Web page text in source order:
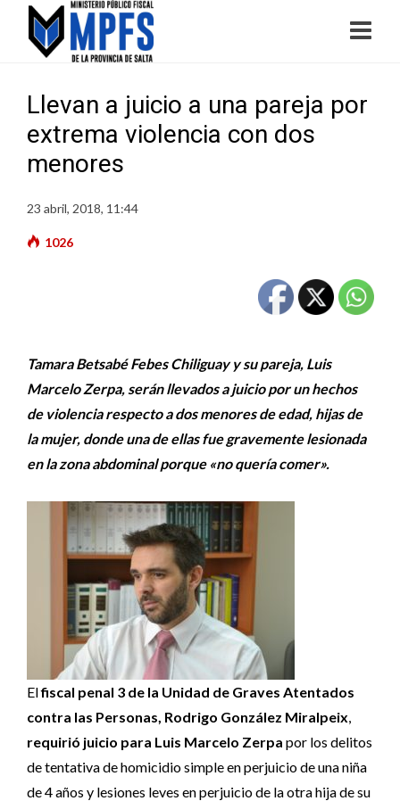
Llevan a juicio a una pareja por
extrema violencia con dos
menores
23 abril, 2018, 11:44
1026
Tamara Betsabé Febes Chiliguay y su pareja, Luis
Marcelo Zerpa, serán llevados a juicio por un hechos
de violencia respecto a dos menores de edad, hijas de
la mujer, donde una de ellas fue gravemente lesionada
en la zona abdominal porque «no quería comer».
Elfiscal penal 3 de la Unidad de Graves Atentados
contra las Personas, Rodrigo González Miralpeix,
requirió juicio para Luis Marcelo Zerpa por los delitos
de tentativa de homicidio simple en perjuicio de una niña
de 4 años y lesiones leves en perjuicio de la otra hija de su